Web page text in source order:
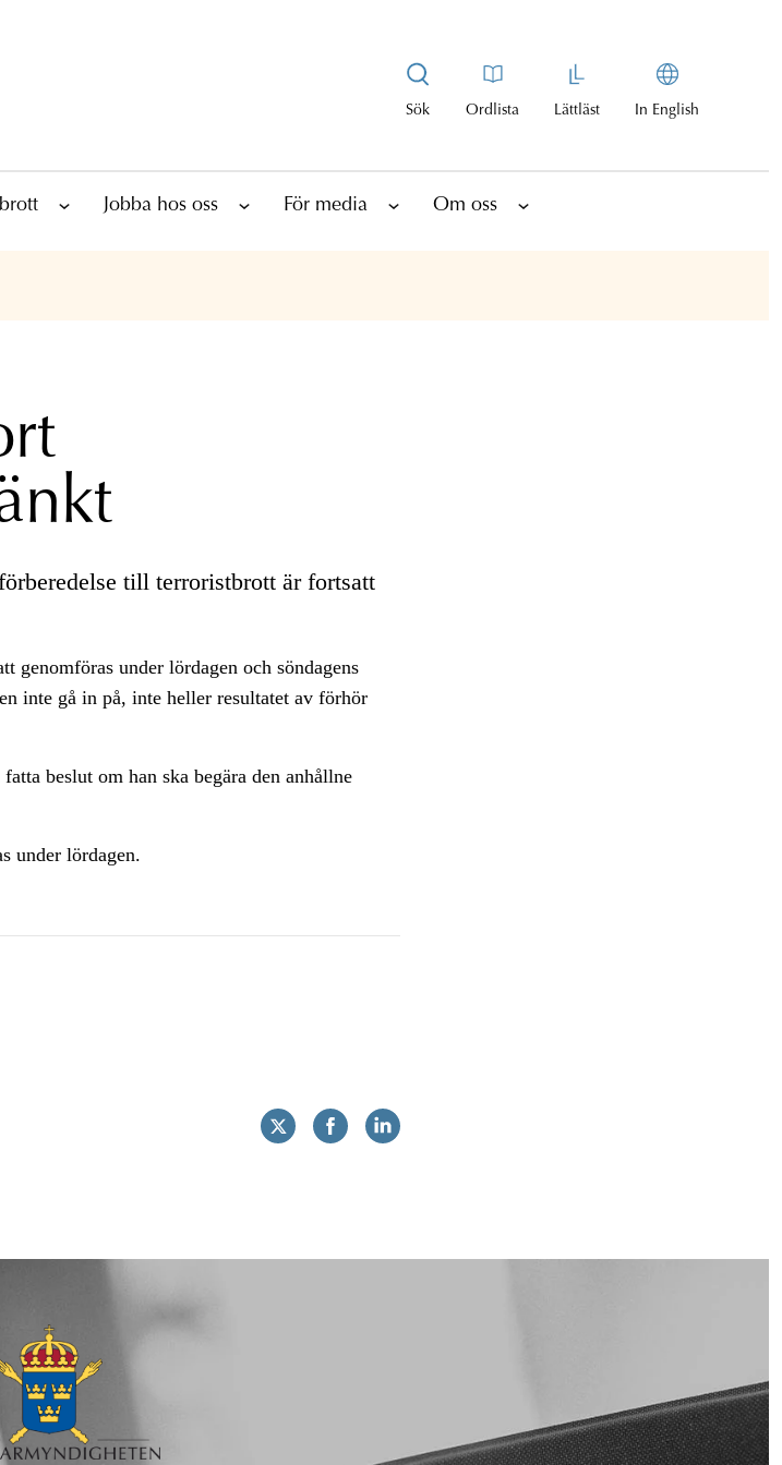
Sök Ordlista Lättläst In English
Jobba hos oss För media Om oss
till terroristbrott är fortsatt
genomföras under lördagen och söndagens
inte gå in på, inte heller resultatet av förhör
beslut om han ska begära den anhållne
under lördagen.